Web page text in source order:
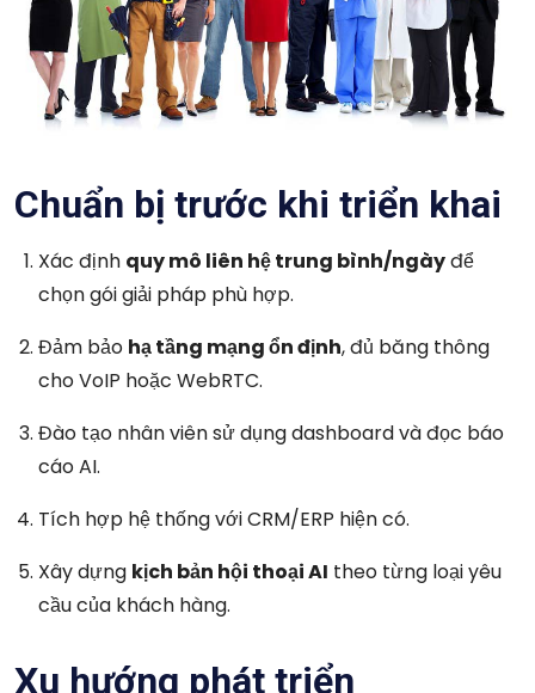
Chuẩn bị trước khi triển khai
Xác định quy mô liên hệ trung bình/ngàyđể
chọn gói giải pháp phù hợp.
Đảm bảo hạ tầng mạng ổn định, đủ băng thông
cho VoIP hoặc WebRTC.
Đào tạo nhân viên sử dụng dashboard và đọc báo
cáo AI.
Tích hợp hệ thống với CRM/ERP hiện có.
Xây dựng kịch bản hội thoại AI theo từng loại yêu
cầu của khách hàng.
Xu hướng phát triển